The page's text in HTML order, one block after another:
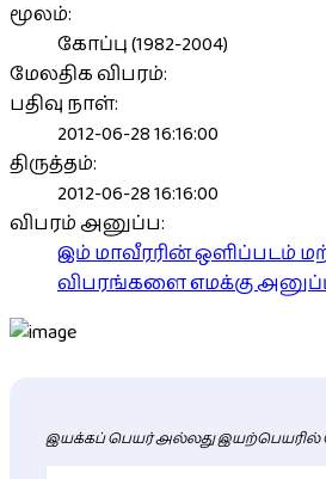
மூலம்:
கோப்பு (1982-2004)
மேலதிக விபரம்:
பதிவு நாள்:
2012-06-28 16:16:00
திருத்தம்:
2012-06-28 16:16:00
விபரம் அனுப்ப:
இம் மாவீரரின் ஒளிப்படம்
விபரங்களை எமக்கு
இயக்கப் பெயர் அல்லது இயற்பெயரில்